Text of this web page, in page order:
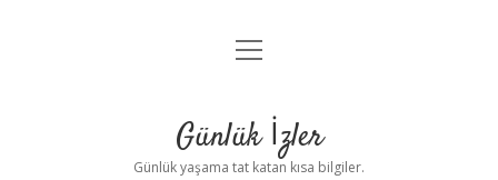
Anasayfa
Yasal Uyarı
menüyü
Günlük İzler
Günlük yaşama tat katan kısa bilgiler.